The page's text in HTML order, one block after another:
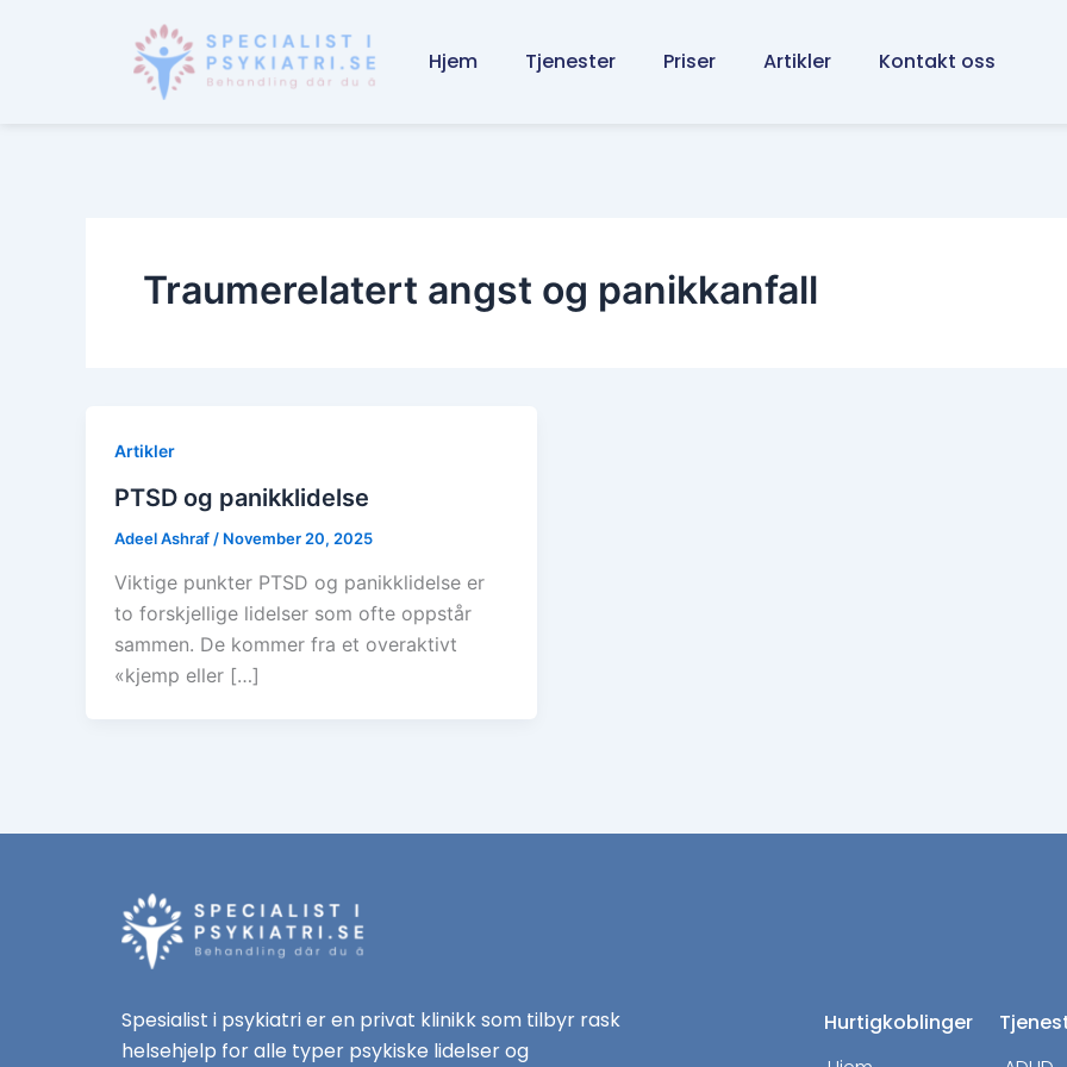
Hjem Tjenester Priser Artikler Kontakt oss
Traumerelatert angst og panikkanfall
Artikler
PTSD og panikklidelse
Adeel Ashraf / November 20, 2025
Viktige punkter PTSD og panikklidelse er
to forskjellige lidelser som ofte oppstår
sammen. De kommer fra et overaktivt
«kjemp eller […]
Spesialist i psykiatri er en privat klinikk som tilbyr rask
helsehjelp for alle typer psykiske lidelser og
Hurtigkoblinger